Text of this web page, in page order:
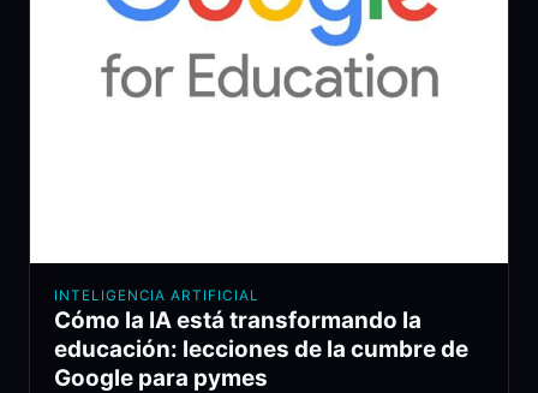
INTELIGENCIA ARTIFICIAL
Cómo la IA está transformando la
educación: lecciones de la cumbre de
Google para pymes